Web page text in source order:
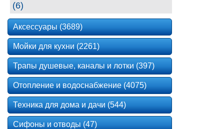
(6)
Аксессуары (3689)
Мойки для кухни (2261)
Трапы душевые, каналы и лотки (397)
Отопление и водоснабжение (4075)
Техника для дома и дачи (544)
Сифоны и отводы (47)